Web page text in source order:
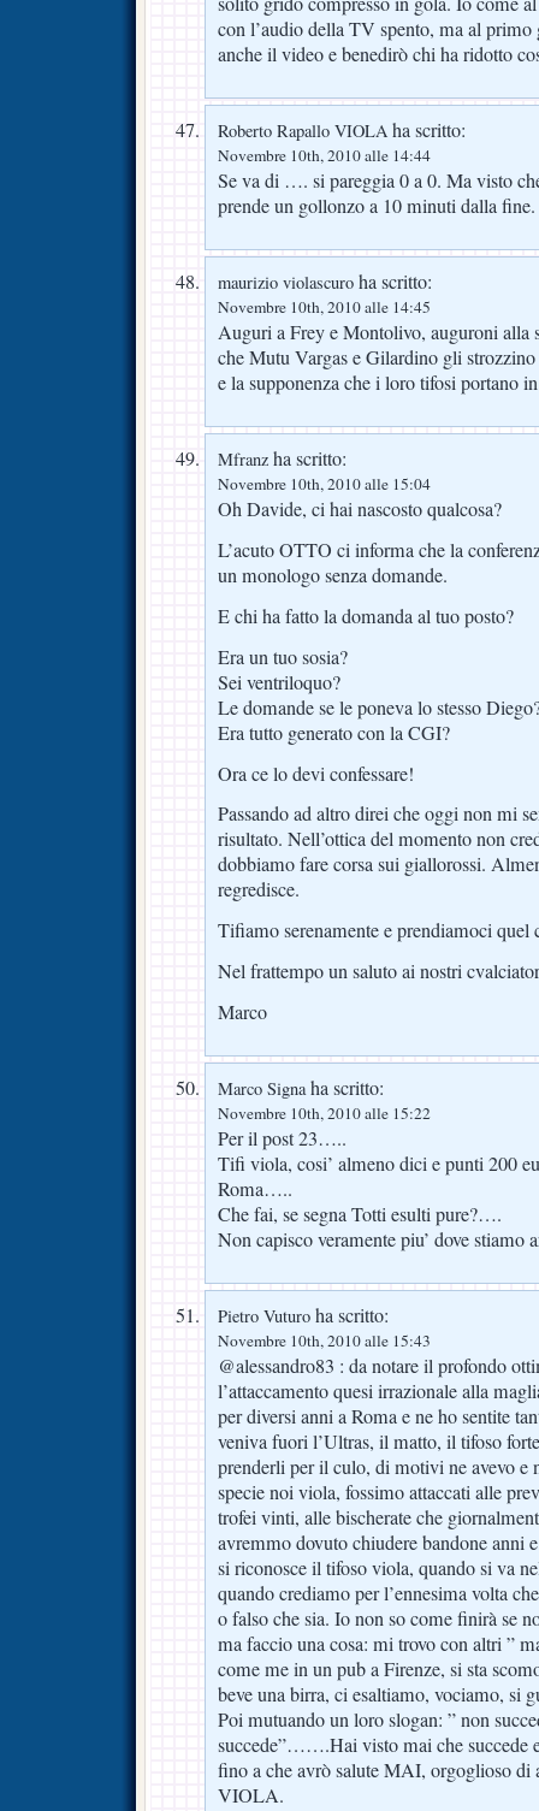
con l’audio della TV spento, ma al primo
anche il video e benedirò chi ha ridotto
Roberto Rapallo VIOLA ha scritto:
Novembre 10th, 2010 alle 14:44
Se va di …. si pareggia 0 a 0. Ma visto
prende un gollonzo a 10 minuti dalla
maurizio violascuro ha scritto:
Novembre 10th, 2010 alle 14:45
Auguri a Frey e Montolivo, auguroni alla
che Mutu Vargas e Gilardino gli
e la supponenza che i loro tifosi portano
Mfranz ha scritto:
Novembre 10th, 2010 alle 15:04
Oh Davide, ci hai nascosto qualcosa?
L’acuto OTTO ci informa che la
un monologo senza domande.
E chi ha fatto la domanda al tuo posto?
Era un tuo sosia?
Sei ventriloquo?
Le domande se le poneva lo stesso
Era tutto generato con la CGI?
Ora ce lo devi confessare!
Passando ad altro direi che oggi non mi
risultato. Nell’ottica del momento non
dobbiamo fare corsa sui giallorossi.
regredisce.
Tifiamo serenamente e prendiamoci quel
Nel frattempo un saluto ai nostri
Marco
Marco Signaha scritto:
Novembre 10th, 2010 alle 15:22
Per il post 23…..
Tifi viola, cosi’ almeno dici e punti 200
Roma…..
Che fai, se segna Totti esulti pure?….
Non capisco veramente piu’ dove
Pietro Vuturo ha scritto:
Novembre 10th, 2010 alle 15:43
@alessandro83 : da notare il profondo
l’attaccamento quesi irrazionale alla
per diversi anni a Roma e ne ho sentite
veniva fuori l’Ultras, il matto, il tifoso
prenderli per il culo, di motivi ne avevo e
specie noi viola, fossimo attaccati alle
trofei vinti, alle bischerate che
avremmo dovuto chiudere bandone anni
si riconosce il tifoso viola, quando si va
quando crediamo per l’ennesima volta
o falso che sia. Io non so come finirà se
ma faccio una cosa: mi trovo con altri ”
come me in un pub a Firenze, si sta
beve una birra, ci esaltiamo, vociamo, si
Poi mutuando un loro slogan: ” non
succede”…….Hai visto mai che succede
fino a che avrò salute MAI, orgoglioso di
VIOLA.